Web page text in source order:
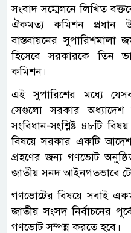
সংবাদ সম্মেলনে লিখিত
ঐকমত্য কমিশন প্রধান
বাস্তবায়নের সুপারিশমালা
হিসেবে সরকারকে তিন
কমিশন।
এই সুপারিশের মধ্যে যেসব
সেগুলো সরকার অধ্যাদেশ
সংবিধান-সংশ্লিষ্ট ৪৮টি
বিষয়ে সরকার একটি
গ্রহণের জন্য গণভোট
জাতীয় সনদ আইনগতভাবে
গণভোটের বিষয়ে সবাই
জাতীয় সংসদ নির্বাচনের
গণভোট সম্পন্ন করতে হবে।